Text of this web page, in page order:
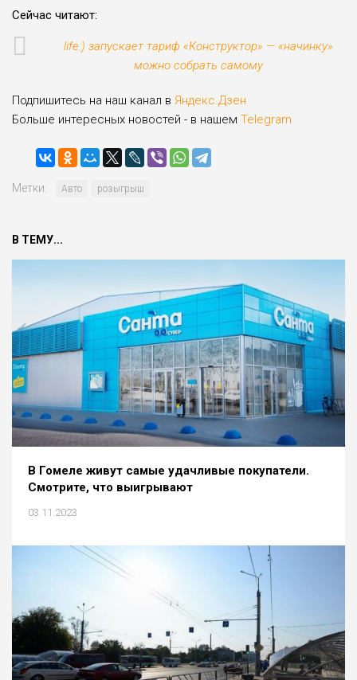
Сейчас читают:
life:) запускает тариф «Конструктор» — «начинку»
можно собрать самому
Подпишитесь на наш канал в Яндекс.Дзен
Больше интересных новостей - в нашем Telegram
Метки: Авто розыгрыш
В ТЕМУ...
В Гомеле живут самые удачливые покупатели.
Смотрите, что выигрывают
03.11.2023